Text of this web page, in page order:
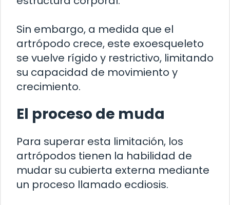
Sin embargo, a medida que el
artrópodo crece, este exoesqueleto
se vuelve rígido y restrictivo, limitando
su capacidad de movimiento y
crecimiento.
El proceso de muda
Para superar esta limitación, los
artrópodos tienen la habilidad de
mudar su cubierta externa mediante
un proceso llamado ecdiosis.